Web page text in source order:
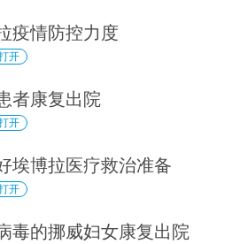
疫情防控力度
开
者康复出院
开
埃博拉医疗救治准备
开
毒的挪威妇女康复出院